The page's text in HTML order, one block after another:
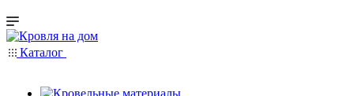
Каталог